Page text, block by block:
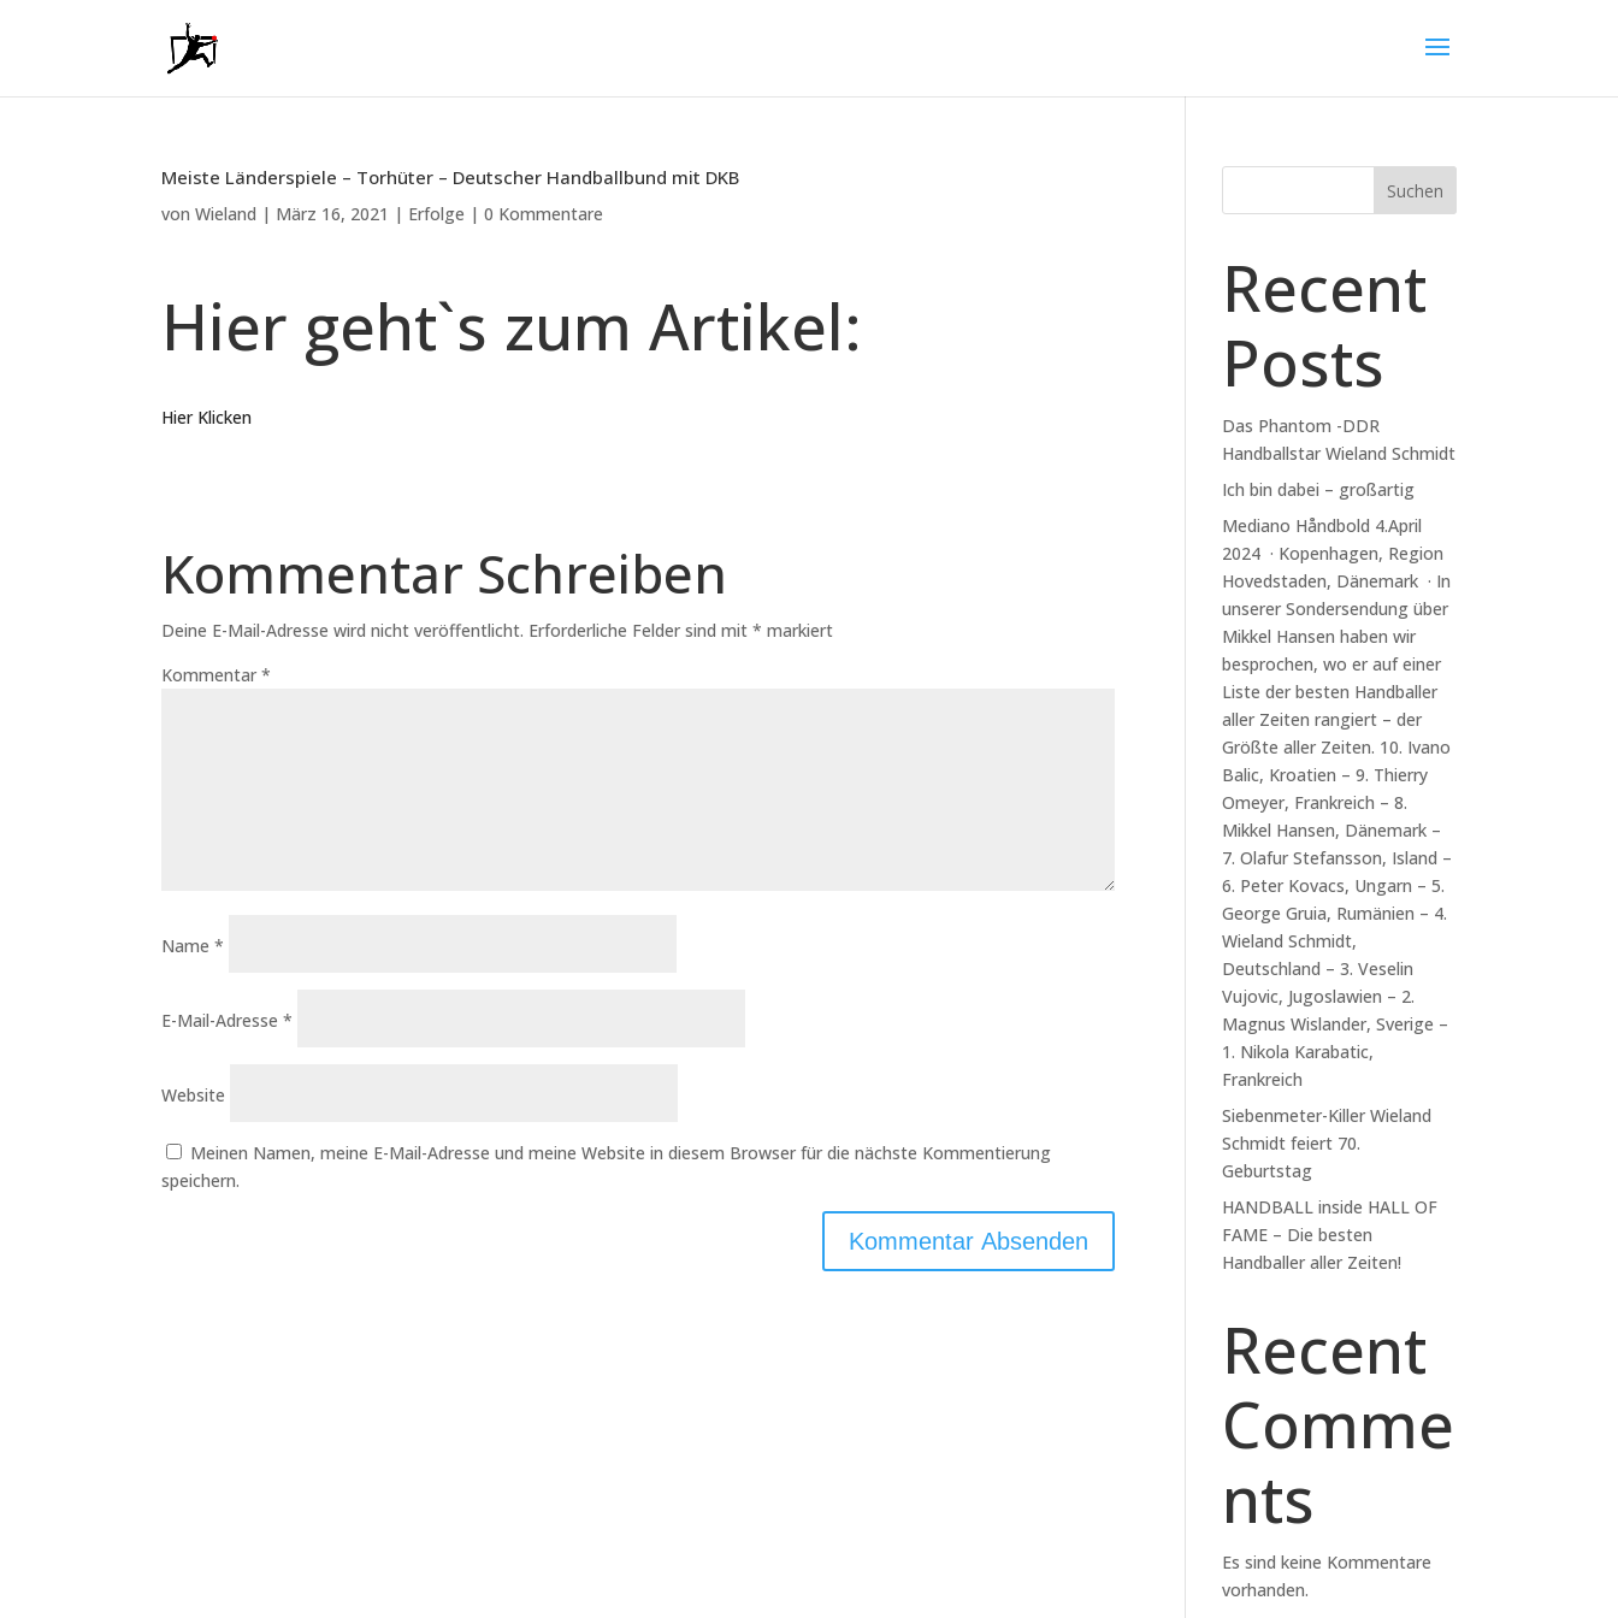
Meiste Länderspiele – Torhüter – Deutscher Handballbund mit DKB
vonWieland | März 16, 2021 | Erfolge |0 Kommentare
Hier geht`s zum Artikel:
Hier Klicken
Kommentar Schreiben
Deine E-Mail-Adresse wird nicht veröffentlicht. Erforderliche Felder sind mit* markiert
Kommentar*
Name*
E-Mail-Adresse*
Website
Meinen Namen, meine E-Mail-Adresse und meine Website in diesem Browser für die nächste Kommentierung
speichern.
Suchen
Recent
Posts
Das Phantom -DDR
Handballstar Wieland Schmidt
Ich bin dabei – großartig
Mediano Håndbold 4.April
2024 · Kopenhagen, Region
Hovedstaden, Dänemark · In
unserer Sondersendung über
Mikkel Hansen haben wir
besprochen, wo er auf einer
Liste der besten Handballer
aller Zeiten rangiert – der
Größte aller Zeiten. 10. Ivano
Balic, Kroatien – 9. Thierry
Omeyer, Frankreich – 8.
Mikkel Hansen, Dänemark –
7. Olafur Stefansson, Island –
6. Peter Kovacs, Ungarn – 5.
George Gruia, Rumänien – 4.
Wieland Schmidt,
Deutschland – 3. Veselin
Vujovic, Jugoslawien – 2.
Magnus Wislander, Sverige –
1. Nikola Karabatic,
Frankreich
Siebenmeter-Killer Wieland
Schmidt feiert 70.
Geburtstag
HANDBALL inside HALL OF
FAME – Die besten
Handballer aller Zeiten!
Recent
Comme
nts
Es sind keine Kommentare
vorhanden.